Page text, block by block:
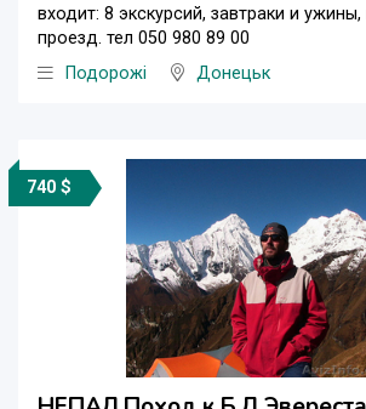
входит: 8 экскурсий, завтраки и
проезд. тел 050 980 89 00
Подорожі
Донецьк
740 $